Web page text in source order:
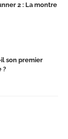
2 : La montre
il son premier
?